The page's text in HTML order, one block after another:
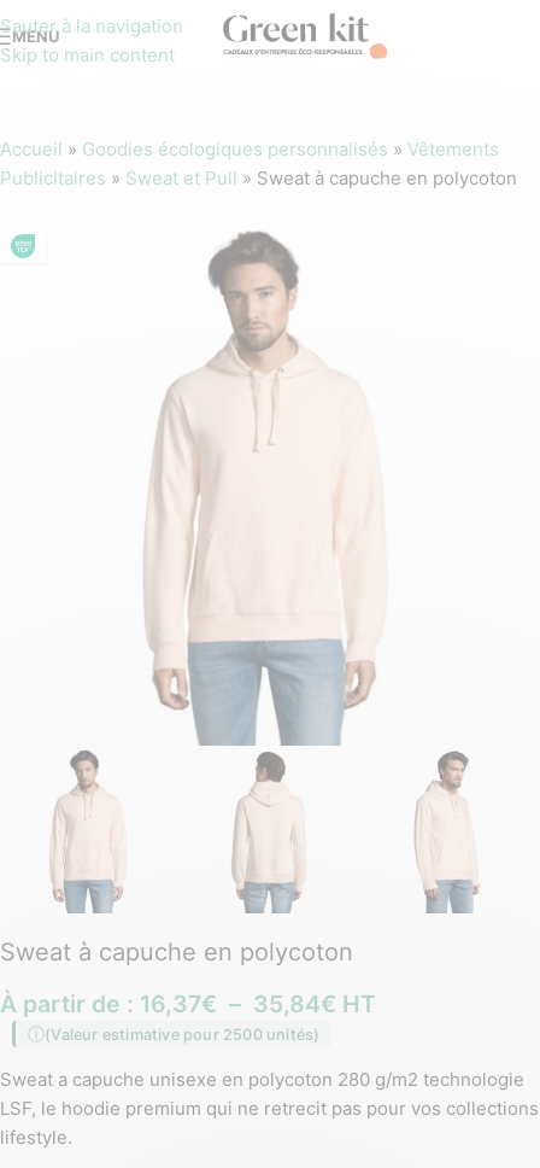
Sauter à la navigation
Skip to main content
MENU
Accueil » Goodies écologiques personnalisés » Vêtements
Publicitaires » Sweat et Pull » Sweat à capuche en polycoton
Sweat à capuche en polycoton
À partir de : 16,37€ – 35,84€ HT
(Valeur estimative pour 2500 unités)
Sweat a capuche unisexe en polycoton 280 g/m2 technologie
LSF, le hoodie premium qui ne retrecit pas pour vos collections
lifestyle.